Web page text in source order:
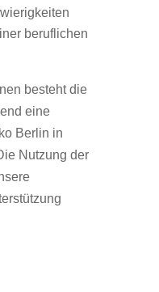
beruflichen
besteht die
eine
Berlin in
Nutzung der